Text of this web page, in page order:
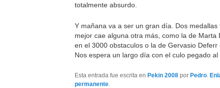
totalmente absurdo.
Y mañana va a ser un gran día. Dos medallas
mejor cae alguna otra más, como la de Marta
en el 3000 obstaculos o la de Gervasio Deferr
Nos espera un largo día con el culo pegado al
Esta entrada fue escrita enPekin 2008 porPedro.
permanente.